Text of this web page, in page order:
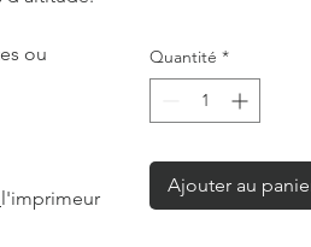
ou
l'imprimeur
Quantité *
Ajouter au